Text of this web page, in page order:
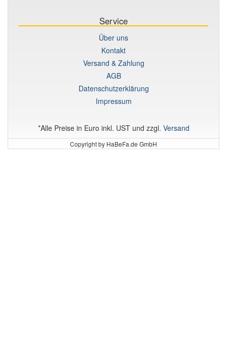
Service
Über uns
Kontakt
Versand & Zahlung
AGB
Datenschutzerklärung
Impressum
*Alle Preise in Euro inkl. UST und zzgl. Versand
Copyright by HaBeFa.de GmbH